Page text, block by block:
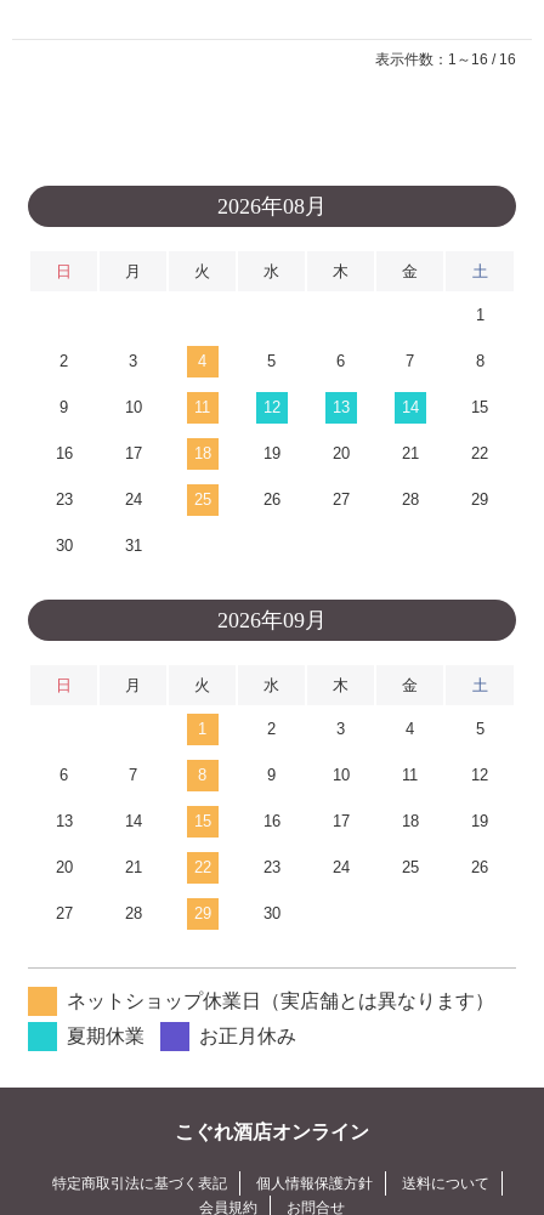
表示件数：1～16 / 16
2026年08月
日 月 火 水 木 金 土
1
2 3 4 5 6 7 8
9 10 11 12 13 14 15
16 17 18 19 20 21 22
23 24 25 26 27 28 29
30 31
2026年09月
日 月 火 水 木 金 土
1 2 3 4 5
6 7 8 9 10 11 12
13 14 15 16 17 18 19
20 21 22 23 24 25 26
27 28 29 30
ネットショップ休業日（実店舗とは異なります）
夏期休業
お正月休み
こぐれ酒店オンライン
特定商取引法に基づく表記 個人情報保護方針
送料について
会員規約
お問合せ